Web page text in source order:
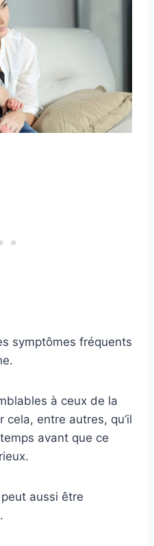
symptômes fréquents
à ceux de la
cela, entre autres, qu’il
avant que ce
aussi être